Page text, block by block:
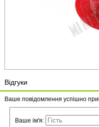
Відгуки
Ваше повідомлення успішно
Ваше ім'я: